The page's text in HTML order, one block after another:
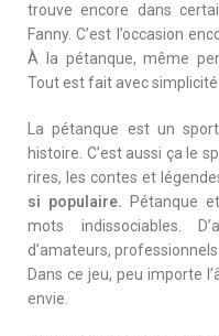
trouve encore dans
Fanny. C’est l’occasion
À la pétanque, même
Tout est fait avec
La pétanque est un
histoire. C’est aussi ça le
rires, les contes et
si populaire.
Pétanque
mots indissociables.
d’amateurs,
Dans ce jeu, peu importe
envie.